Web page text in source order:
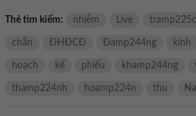
Thẻ tìm kiếm: nhiễm Live
chắn ĐHĐCĐ Đamp244ng kinh
hoạch kế phiếu khamp244ng
thamp224nh hoamp224n thu